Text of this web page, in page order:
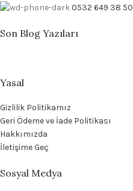
0532 649 38 50
Son Blog Yazıları
Yasal
Gizlilik Politikamız
Geri Ödeme ve İade Politikası
Hakkımızda
İletişime Geç
Sosyal Medya